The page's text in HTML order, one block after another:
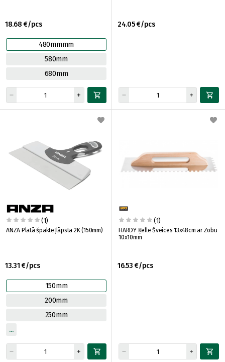
18.68 €/pcs
480mmmm
580mm
680mm
24.05 €/pcs
(1)
ANZA Platā špakteļlāpsta 2K (150mm)
13.31 €/pcs
150mm
200mm
250mm
(1)
HARDY Ķelle Šveices 13x48cm ar Zobu
10x10mm
16.53 €/pcs